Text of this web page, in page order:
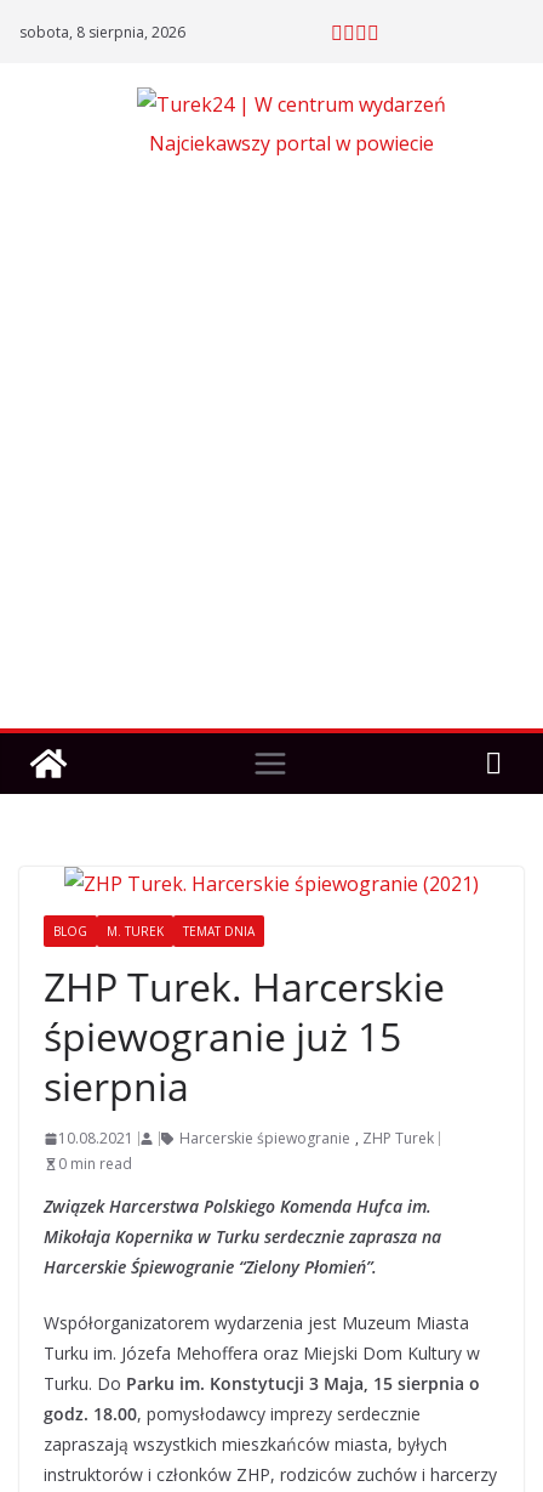
sobota, 8 sierpnia, 2026
Najciekawszy portal w powiecie
BLOG M. TUREK TEMAT DNIA
ZHP Turek. Harcerskie
śpiewogranie już 15
sierpnia
10.08.2021 Harcerskie śpiewogranie , ZHP Turek
0 min read
Związek Harcerstwa Polskiego Komenda Hufca im.
Mikołaja Kopernika w Turku serdecznie zaprasza na
Harcerskie Śpiewogranie “Zielony Płomień”.
Współorganizatorem wydarzenia jest Muzeum Miasta
Turku im. Józefa Mehoffera oraz Miejski Dom Kultury w
Turku. Do Parku im. Konstytucji 3 Maja, 15 sierpnia o
godz. 18.00, pomysłodawcy imprezy serdecznie
zapraszają wszystkich mieszkańców miasta, byłych
instruktorów i członków ZHP, rodziców zuchów i harcerzy